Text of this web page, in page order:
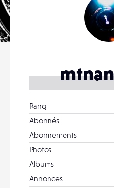
Rang
Abonnés
Abonnements
Photos
Albums
Annonces